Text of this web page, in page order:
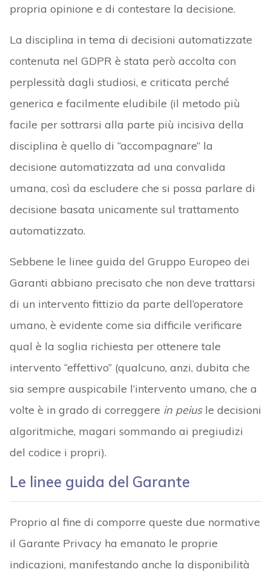
propria opinione e di contestare la decisione.
La disciplina in tema di decisioni automatizzate
contenuta nel GDPR è stata però accolta con
perplessità dagli studiosi, e criticata perché
generica e facilmente eludibile (il metodo più
facile per sottrarsi alla parte più incisiva della
disciplina è quello di “accompagnare” la
decisione automatizzata ad una convalida
umana, così da escludere che si possa parlare di
decisione basata unicamente sul trattamento
automatizzato.
Sebbene le linee guida del Gruppo Europeo dei
Garanti abbiano precisato che non deve trattarsi
di un intervento fittizio da parte dell’operatore
umano, è evidente come sia difficile verificare
qual è la soglia richiesta per ottenere tale
intervento “effettivo” (qualcuno, anzi, dubita che
sia sempre auspicabile l’intervento umano, che a
volte è in grado di correggere in peiusle decisioni
algoritmiche, magari sommando ai pregiudizi
del codice i propri).
Le linee guida del Garante
Proprio al fine di comporre queste due normative
il Garante Privacy ha emanato le proprie
indicazioni, manifestando anche la disponibilità